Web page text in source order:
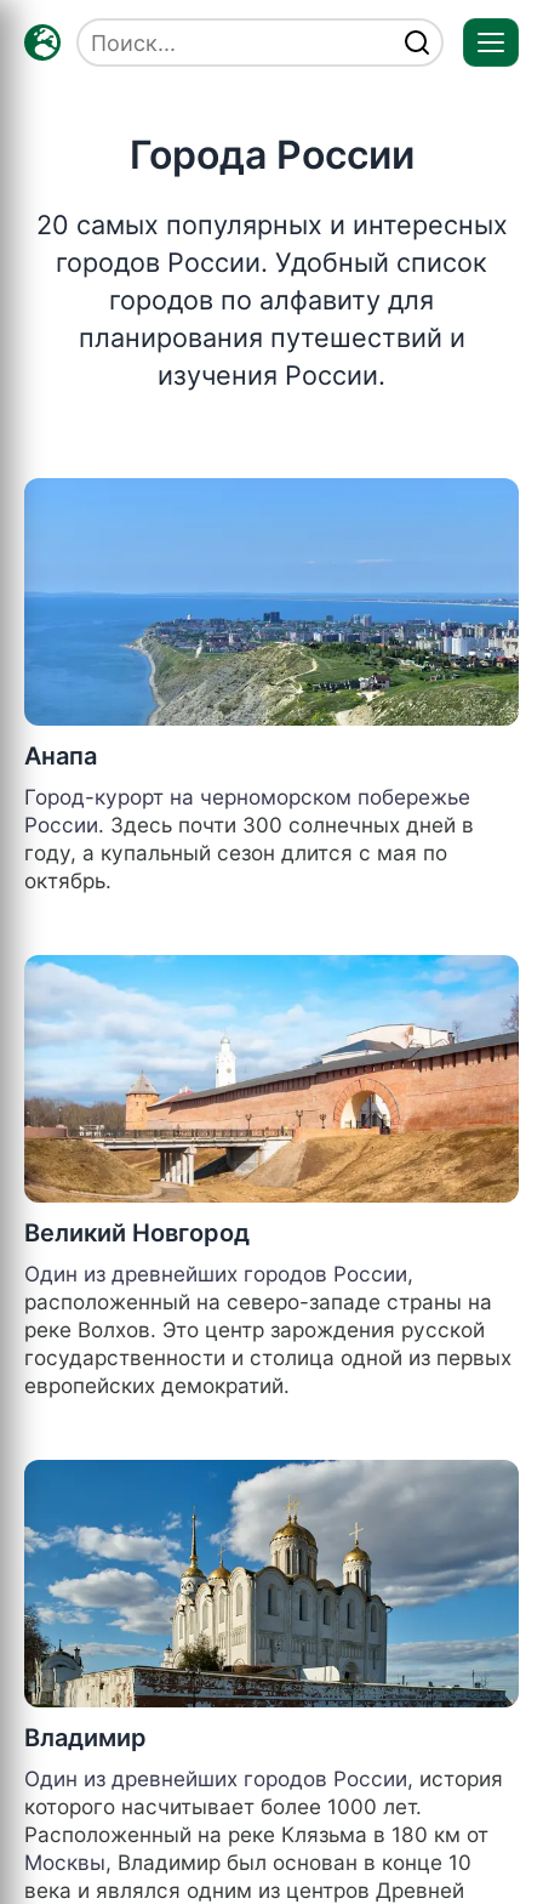
Города России
20 самых популярных и интересных
городов России. Удобный список
городов по алфавиту для
планирования путешествий и
изучения России.
Анапа
Город-курорт на черноморском побережье
России. Здесь почти 300 солнечных дней в
году, а купальный сезон длится с мая по
октябрь.
Великий Новгород
Один из древнейших городов России,
расположенный на северо-западе страны на
реке Волхов. Это центр зарождения русской
государственности и столица одной из первых
европейских демократий.
Владимир
Один из древнейших городов России, история
которого насчитывает более 1000 лет.
Расположенный на реке Клязьма в 180 км от
Москвы, Владимир был основан в конце 10
века и являлся одним из центров Древней